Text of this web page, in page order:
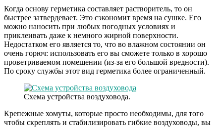
Когда основу герметика составляет растворитель, то он
быстрее затвердевает. Это сэкономит время на сушке. Его
можно наносить при любых погодных условиях и
приклеивать даже к немного жирной поверхности.
Недостатком его является то, что во влажном состоянии он
очень горюч: использовать его вы сможете только в хорошо
проветриваемом помещении (из-за его большой вредности).
По сроку службы этот вид герметика более ограниченный.
Схема устройства воздуховода.
Крепежные хомуты, которые просто необходимы, для того
чтобы скреплять и стабилизировать гибкие воздуховоды, вы